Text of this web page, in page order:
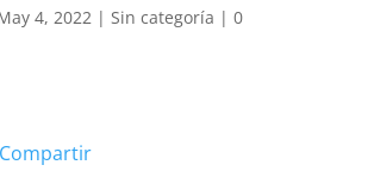
4, 2022| Sin categoría | 0
Compartir